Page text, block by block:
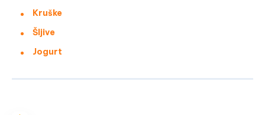
Kruške
Šljive
Jogurt